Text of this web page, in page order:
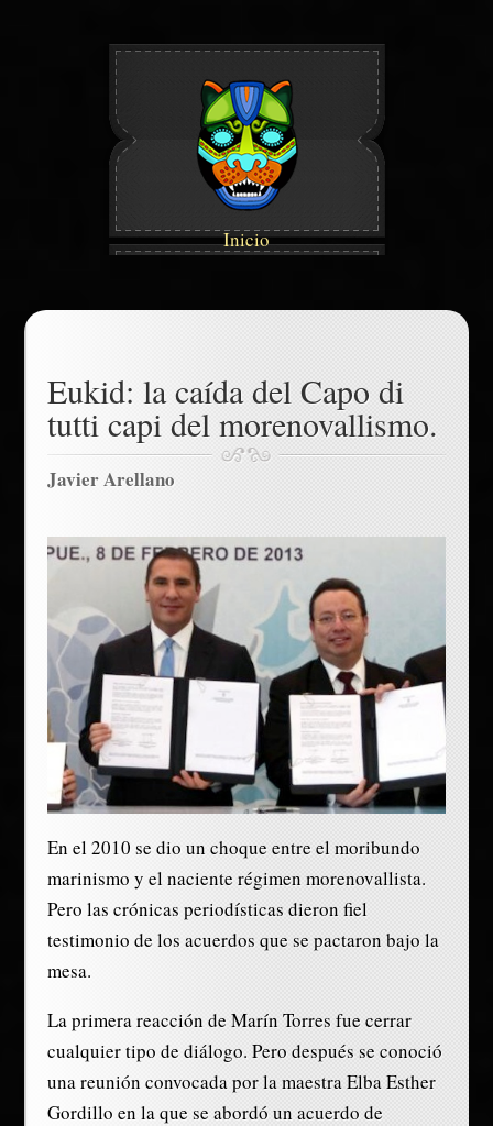
Inicio
Eukid: la caída del Capo di
tutti capi del morenovallismo.
Javier Arellano
En el 2010 se dio un choque entre el moribundo
marinismo y el naciente régimen morenovallista.
Pero las crónicas periodísticas dieron fiel
testimonio de los acuerdos que se pactaron bajo la
mesa.
La primera reacción de Marín Torres fue cerrar
cualquier tipo de diálogo. Pero después se conoció
una reunión convocada por la maestra Elba Esther
Gordillo en la que se abordó un acuerdo de